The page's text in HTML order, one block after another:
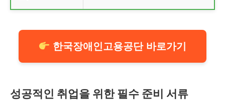
한국장애인고용공단 바로가기
성공적인 취업을 위한 필수 준비 서류